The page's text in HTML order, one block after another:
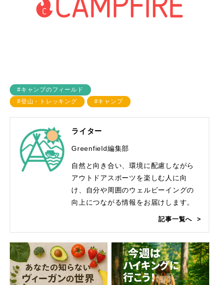
#キャンプのフィールド
#登山・トレッキング
#キャンプ
ライター
Greenfield編集部
自然と向き合い、環境に配慮しながら
アウトドアスポーツを楽しむ人に向
け、自分や周囲のウェルビーイングの
向上につながる情報をお届けします。
記事一覧へ